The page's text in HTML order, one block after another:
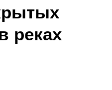
реках